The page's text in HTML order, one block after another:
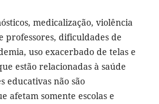
medicalização, violência
professores, dificuldades de
uso exacerbado de telas e
estão relacionadas à saúde
educativas não são
afetam somente escolas e